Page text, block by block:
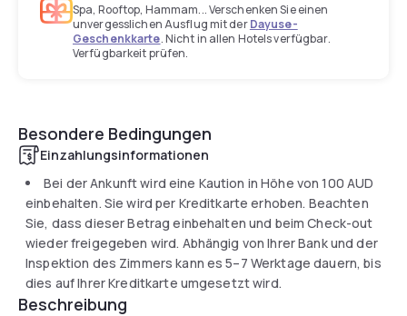
Spa, Rooftop, Hammam... Verschenken Sie einen
unvergesslichen Ausflug mit derDayuse-
Geschenkkarte. Nicht in allen Hotels verfügbar.
Verfügbarkeit prüfen.
Besondere Bedingungen
Einzahlungsinformationen
Bei der Ankunft wird eine Kaution in Höhe von100 AUD
einbehalten. Sie wird per Kreditkarte erhoben. Beachten
Sie, dass dieser Betrag einbehalten und beim Check-out
wieder freigegeben wird. Abhängig von Ihrer Bank und der
Inspektion des Zimmers kann es 5–7 Werktage dauern, bis
dies auf Ihrer Kreditkarte umgesetzt wird.
Beschreibung